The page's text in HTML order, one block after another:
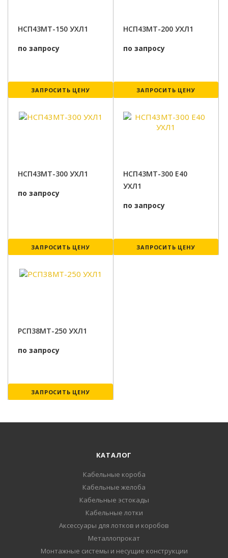
НСП43МТ-150 УХЛ1
по запросу
ЗАПРОСИТЬ ЦЕНУ
НСП43МТ-200 УХЛ1
по запросу
ЗАПРОСИТЬ ЦЕНУ
НСП43МТ-300 УХЛ1
по запросу
ЗАПРОСИТЬ ЦЕНУ
НСП43МТ-300 Е40
УХЛ1
по запросу
ЗАПРОСИТЬ ЦЕНУ
РСП38МТ-250 УХЛ1
по запросу
ЗАПРОСИТЬ ЦЕНУ
КАТАЛОГ
Кабельные короба
Кабельные желоба
Кабельные эстокады
Кабельные лотки
Аксессуары для лотков и коробов
Металлопрокат
Монтажные системы и несущие конструкции